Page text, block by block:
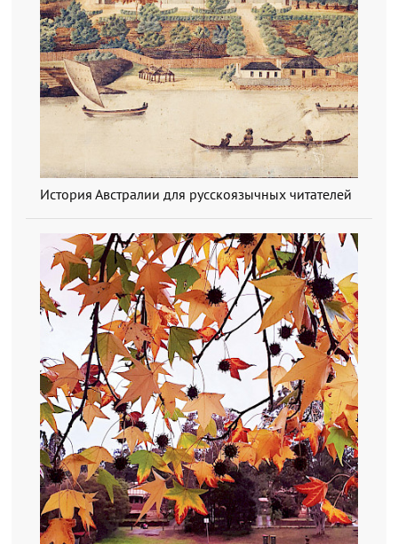
История Австралии для русскоязычных читателей